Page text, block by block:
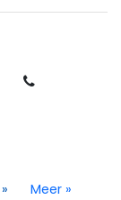
» Meer »